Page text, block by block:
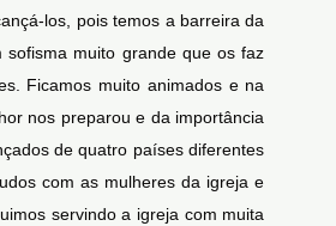
los, pois temos a barreira da
muito grande que os faz
Ficamos muito animados e na
nos preparou e da importância
de quatro países diferentes
com as mulheres da igreja e
servindo a igreja com muita